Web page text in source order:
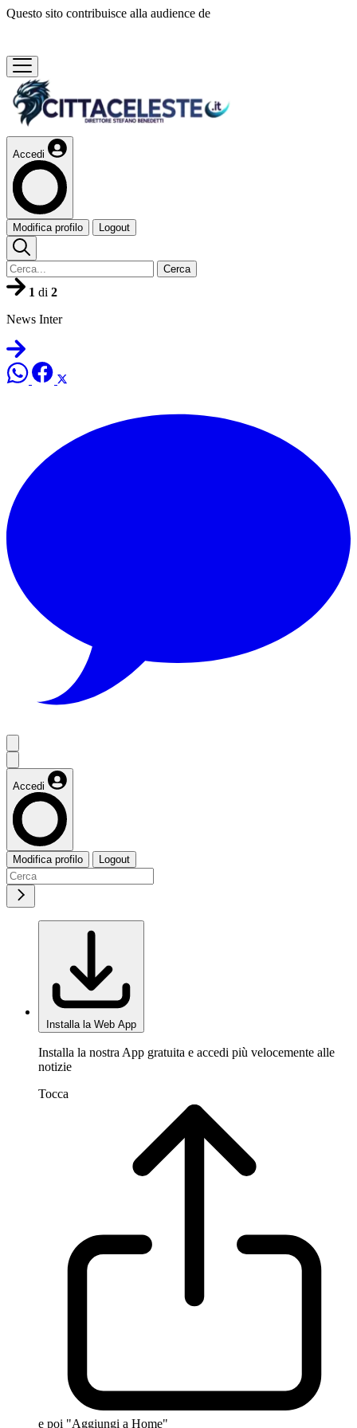
Questo sito contribuisce alla audience de
Accedi
Modifica profilo Logout
Cerca
1 di 2
News Inter
Accedi
Modifica profilo Logout
Installa la Web App
Installa la nostra App gratuita e accedi più velocemente alle
notizie
Tocca
e poi "Aggiungi a Home"